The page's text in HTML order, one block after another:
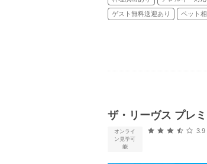
ゲスト無料送迎あり ペット
ザ・リーヴス プレ
オンライ
ン見学可
能
口
3.9